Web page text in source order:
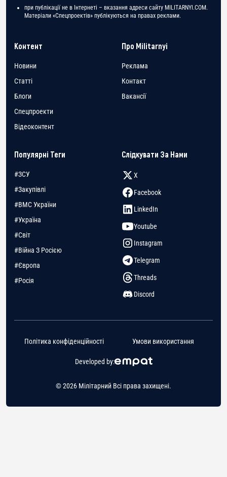
при публікації не в Інтернеті – вказання адреси сайту MILITARNYI.COM.
Матеріали «Спецпроектів» публікуються на правах реклами.
Контент
Новини
Статті
Блоги
Спецпроекти
Відеоконтент
Про Militarnyi
Реклама
Контакт
Вакансії
Популярні Теги
#ЗСУ
#Закупівлі
#ВМС України
#Україна
#Світ
#Війна З Росією
#Європа
#Росія
Слідкувати За Нами
X
Facebook
LinkedIn
Youtube
Instagram
Telegram
Threads
Discord
© 2026 Мілітарний Всі права захищені.
Developed by:
Політика конфіденційності Умови використання